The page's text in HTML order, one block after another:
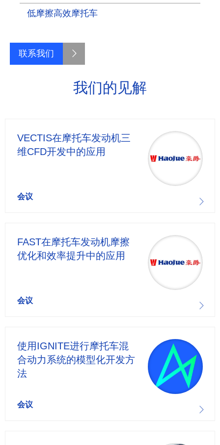
低摩擦高效摩托车
联系我们
我们的见解
VECTIS在摩托车发动机三
维CFD开发中的应用
会议
FAST在摩托车发动机摩擦
优化和效率提升中的应用
会议
使用IGNITE进行摩托车混
合动力系统的模型化开发方
法
会议